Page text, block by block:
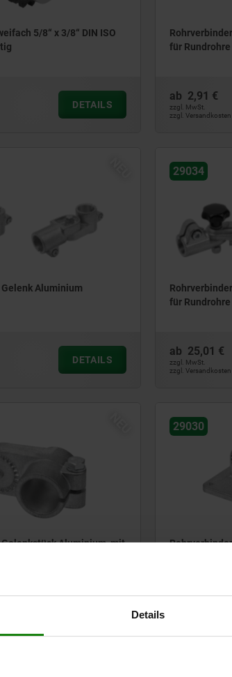
Details
5/8“ x 3/8“ DIN ISO
DETAILS
für Rundrohre
ab 2,91 €
zzgl. MwSt.
zzgl. Versandkosten
Aluminium
DETAILS
29034
für Rundrohre
ab 25,01 €
zzgl. MwSt.
zzgl. Versandkosten
Aluminium, mit
29030